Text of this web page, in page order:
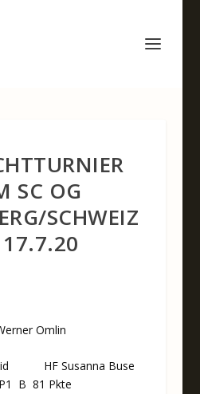
SC OG
SCHWEIZ
Omlin
HF Susanna Buse
B 81 Pkte